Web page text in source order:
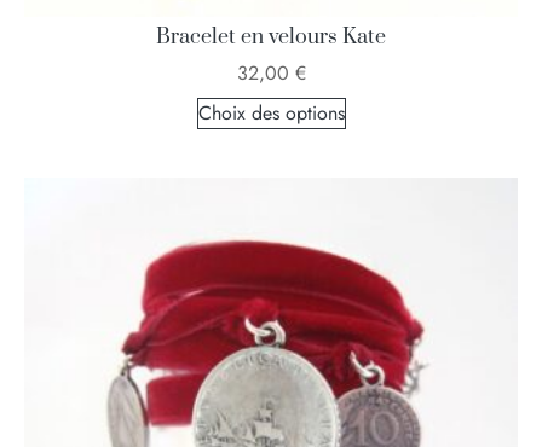
Bracelet en velours Kate
32,00 €
Choix des options